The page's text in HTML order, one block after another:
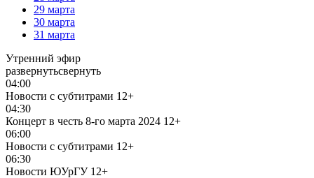
29 марта
30 марта
31 марта
Утренний эфир
развернутьсвернуть
04:00
Новости с субтитрами 12+
04:30
Концерт в честь 8-го марта 2024 12+
06:00
Новости с субтитрами 12+
06:30
Новости ЮУрГУ 12+